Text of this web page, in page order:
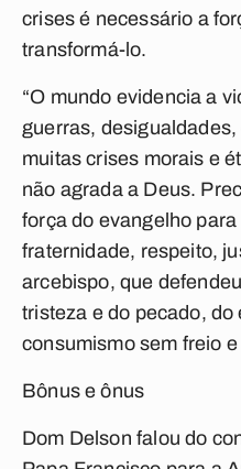
crises é necessário a
transformá-lo.
“O mundo evidencia a
guerras,
muitas crises morais e
não agrada a Deus.
força do evangelho
fraternidade, respeito,
arcebispo, que
tristeza e do pecado, do
consumismo sem freio e
Bônus e ônus
Dom Delson falou do